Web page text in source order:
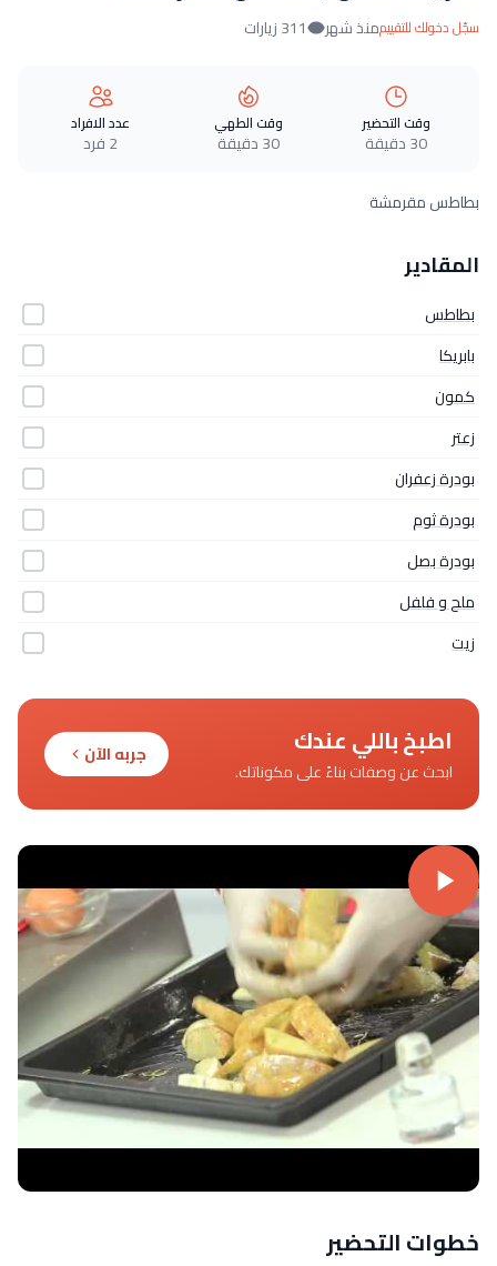
سجّل دخولك للتقييممنذ شهر 311 زيارات
وقت التحضير
30 دقيقة
وقت الطهي
30 دقيقة
عدد الافراد
2 فرد
بطاطس مقرمشة
المقادير
بطاطس
بابريكا
كمون
زعتر
بودرة زعفران
بودرة ثوم
بودرة بصل
ملح و فلفل
زيت
اطبخ باللي عندك
ابحث عن وصفات بناءً على مكوناتك.
جربه الآن
خطوات التحضير